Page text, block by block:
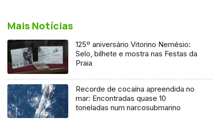
Mais Notícias
125º aniversário Vitorino Nemésio:
Selo, bilhete e mostra nas Festas da
Praia
Recorde de cocaína apreendida no
mar: Encontradas quase 10
toneladas num narcosubmarino